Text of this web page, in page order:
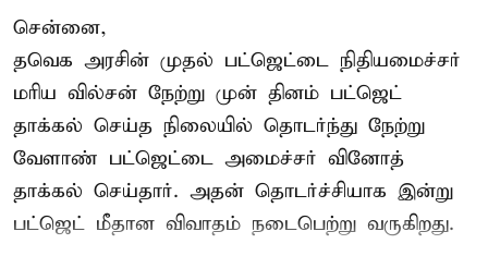
சென்னை,
தவெக அரசின் முதல் பட்ஜெட்டை நிதியமைச்சர்
மரிய வில்சன் நேற்று முன் தினம் பட்ஜெட்
தாக்கல் செய்த நிலையில் தொடர்ந்து நேற்று
வேளாண் பட்ஜெட்டை அமைச்சர் வினோத்
தாக்கல் செய்தார். அதன் தொடர்ச்சியாக இன்று
பட்ஜெட் மீதான விவாதம் நடைபெற்று வருகிறது.